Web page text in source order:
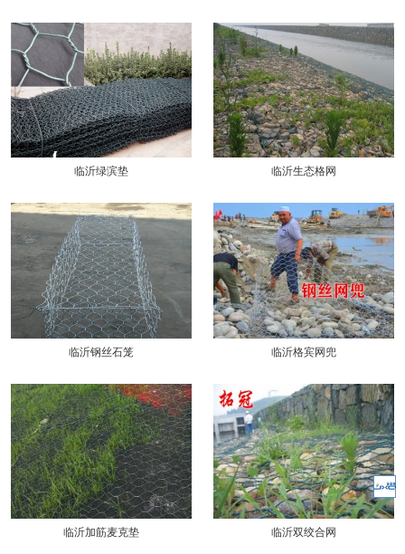
临沂绿滨垫 临沂生态格网
临沂钢丝石笼 临沂格宾网兜
临沂加筋麦克垫 临沂双绞合网